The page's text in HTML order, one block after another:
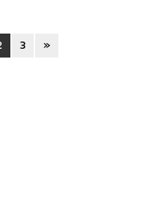
3 »